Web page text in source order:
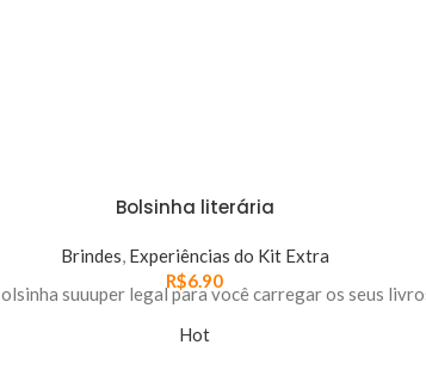
Bolsinha literária
Brindes, Experiências do Kit Extra
R$6.90
suuuper legal para você carregar os seus
Hot